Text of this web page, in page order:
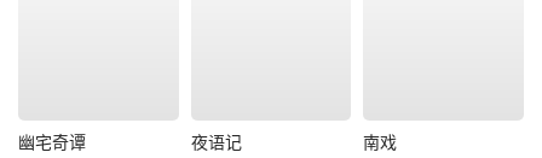
幽宅奇谭 夜语记 南戏